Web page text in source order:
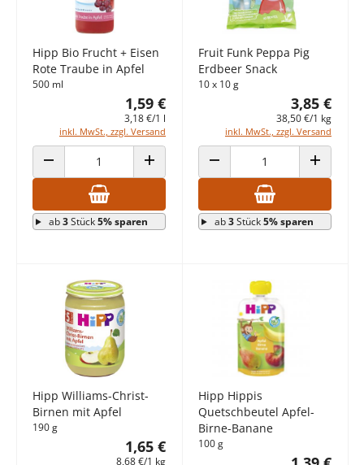
Hipp Bio Frucht + Eisen
Rote Traube in Apfel
500 ml
1,59 €
3,18 €/1 l
inkl. MwSt., zzgl. Versand
ANZAHL VERRINGERN ANZAHL ERHÖHEN
ab3Stück5% sparen
Fruit Funk Peppa Pig
Erdbeer Snack
10 x 10 g
3,85 €
38,50 €/1 kg
inkl. MwSt., zzgl. Versand
ANZAHL VERRINGERN ANZAHL
ab3Stück5% sparen
Hipp Williams-Christ-
Birnen mit Apfel
190 g
1,65 €
8,68 €/1 kg
Hipp Hippis
Quetschbeutel Apfel-
Birne-Banane
100 g